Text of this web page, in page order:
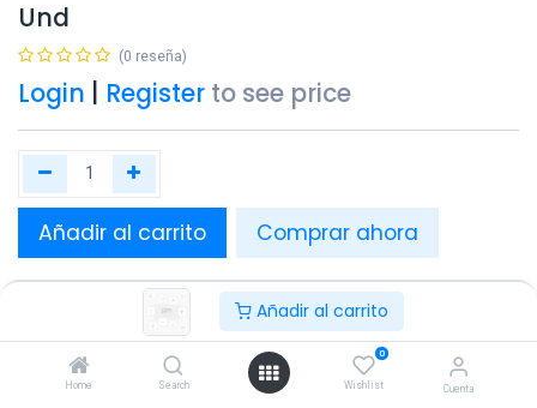
Añadir al carrito
Home Search
0
Wishlist Cuenta
Und
(0 reseña)
Login Register to see price
Añadir al carrito Comprar ahora
Añadir a lista de deseos
Este producto tomará un tiempo aprox. de entrega de 48
horas.